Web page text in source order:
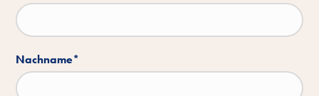
Nachname*